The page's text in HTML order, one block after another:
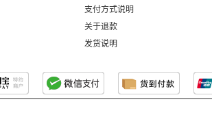
支付方式说明
关于退款
发货说明